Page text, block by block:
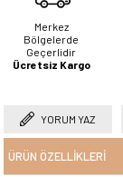
Merkez
Bölgelerde
Geçerlidir
Ücretsiz Kargo
YORUM YAZ
ÜRÜN ÖZELLIKLERI